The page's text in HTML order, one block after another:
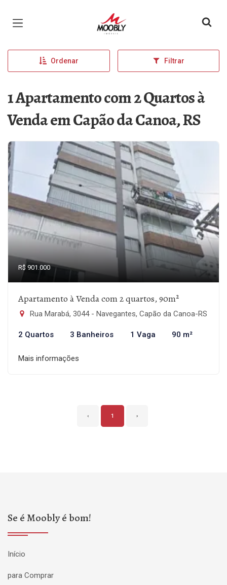
Página inicial
Ordenar Filtrar
1 Apartamento com 2 Quartos à
Venda em Capão da Canoa, RS
R$ 901.000
Apartamento à Venda com 2 quartos, 90m²
Rua Marabá, 3044 - Navegantes, Capão da Canoa-RS
2 Quartos 3 Banheiros 1 Vaga 90 m²
Mais informações
‹ 1 ›
Se é Moobly é bom!
Início
para Comprar